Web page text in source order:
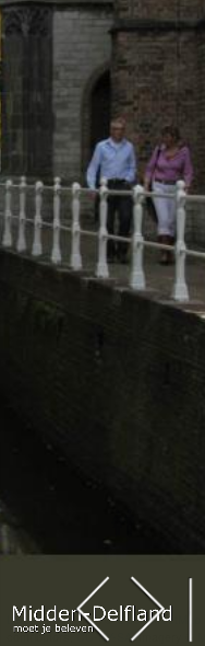
Leaflet| Map data ©OpenStreetMap
contributors,CC-BY-SA, Imagery ©